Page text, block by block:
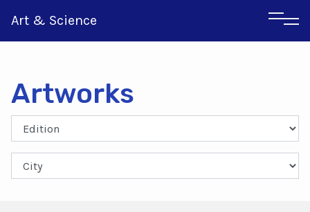
Art & Science
Greek
Artworks